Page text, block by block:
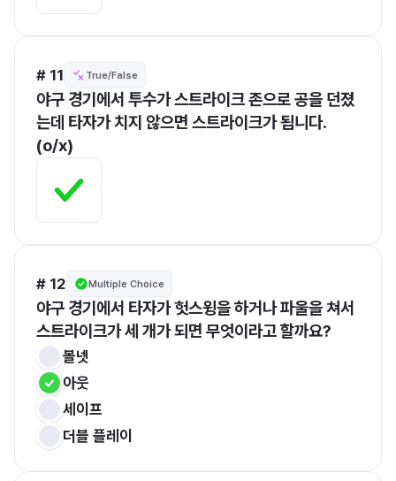
# 11 True/False
야구 경기에서 투수가 스트라이크 존으로 공을 던졌
는데 타자가 치지 않으면 스트라이크가 됩니다.
(o/x)
# 12 Multiple Choice
야구 경기에서 타자가 헛스윙을 하거나 파울을 쳐서
스트라이크가 세 개가 되면 무엇이라고 할까요?
볼넷
아웃
세이프
더블 플레이